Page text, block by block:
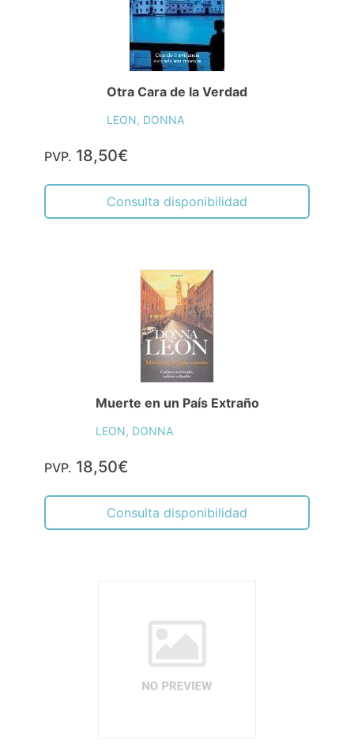
Otra Cara de la Verdad
LEON, DONNA
PVP. 18,50€
Consulta disponibilidad
Muerte en un País Extraño
LEON, DONNA
PVP. 18,50€
Consulta disponibilidad